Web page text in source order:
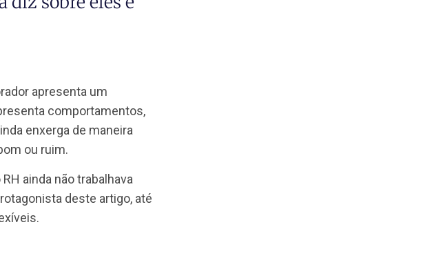
diz sobre eles e
colaborador apresenta um
um apresenta comportamentos,
como bom ou ruim.